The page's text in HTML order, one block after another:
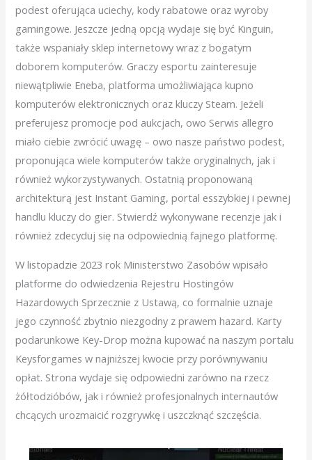
podest oferująca uciechy, kody rabatowe oraz wyroby
gamingowe. Jeszcze jedną opcją wydaje się być Kinguin,
także wspaniały sklep internetowy wraz z bogatym
doborem komputerów. Graczy esportu zainteresuje
niewątpliwie Eneba, platforma umożliwiająca kupno
komputerów elektronicznych oraz kluczy Steam. Jeżeli
preferujesz promocje pod aukcjach, owo Serwis allegro
miało ciebie zwrócić uwagę – owo nasze państwo podest,
proponująca wiele komputerów także oryginalnych, jak i
również wykorzystywanych. Ostatnią proponowaną
architekturą jest Instant Gaming, portal esszybkiej i pewnej
handlu kluczy do gier. Stwierdź wykonywane recenzje jak i
również zdecyduj się na odpowiednią fajnego platformę.
W listopadzie 2023 rok Ministerstwo Zasobów wpisało
platforme do odwiedzenia Rejestru Hostingów
Hazardowych Sprzecznie z Ustawą, co formalnie uznaje
jego czynność zbytnio niezgodny z prawem hazard. Karty
podarunkowe Key-Drop można kupować na naszym portalu
Keysforgames w najniższej kwocie przy porównywaniu
opłat. Strona wydaje się odpowiedni zarówno na rzecz
żółtodzióbów, jak i również profesjonalnych internautów
chcących urozmaicić rozgrywkę i uszczknąć szczęścia.